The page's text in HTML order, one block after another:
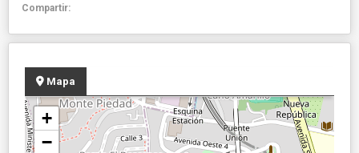
Compartir:
Mapa
+
−